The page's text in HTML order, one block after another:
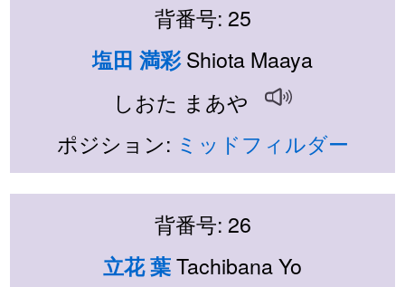
背番号: 25
塩田 満彩Shiota Maaya
しおた まあや
ポジション: ミッドフィルダー
背番号: 26
立花 葉Tachibana Yo